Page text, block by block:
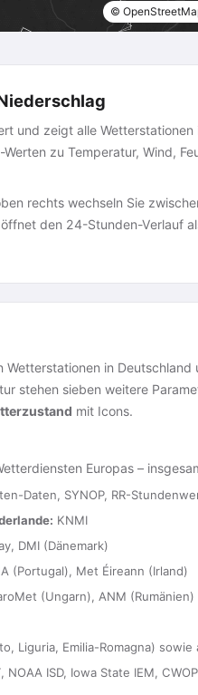
©
und zeigt alle
zu Temperatur, Wind,
rechts wechseln Sie
den 24-Stunden-Verlauf
in
stehen sieben weitere
mit Icons.
Europas –
Daten, SYNOP, RR-
KNMI
DMI (Dänemark)
(Portugal), Met Éireann (Irland)
(Ungarn), ANM (Rumänien)
Liguria, Emilia-Romagna)
ISD, Iowa State IEM,